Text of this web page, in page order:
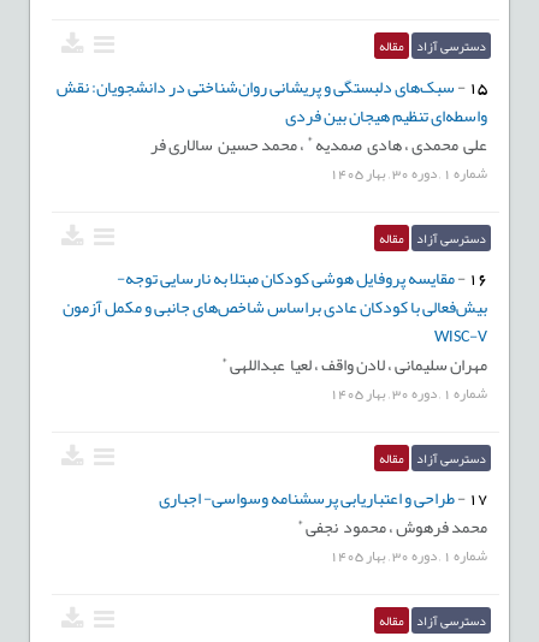
دسترسی آزاد مقاله
15
-سبک‌های دلبستگی و پریشانی روان‌شناختی در دانشجویان: نقش
واسطه‌ای تنظیم هیجان بین فردی
علی محمدی ،هادی صمدیه*،محمد حسین سالاری فر
شماره1 دوره30
,بهار1405
دسترسی آزاد مقاله
16
-مقایسه پروفایل هوشی کودکان مبتلا به نارسایی توجه-
بیش‌فعالی با کودکان عادی براساس شاخص‌های جانبی و مکمل آزمون
WISC-V
مهران سلیمانی ،لادن واقف ،لعیا عبداللهی
شماره1 دوره30
,بهار1405
دسترسی آزاد مقاله
17
-طراحی و اعتباریابی پرسشنامه وسواسی- اجباری
محمد فرهوش ،محمود نجفی
شماره1 دوره30
,بهار1405
دسترسی آزاد مقاله